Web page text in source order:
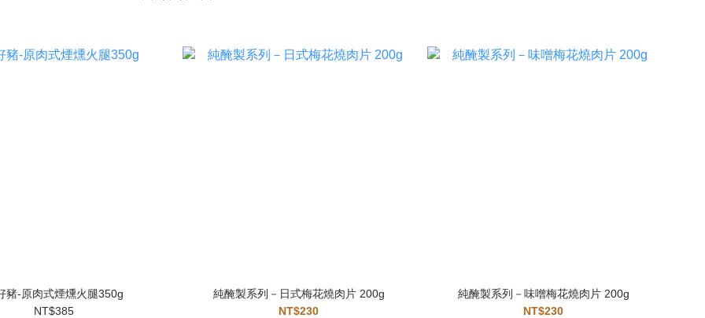
豬-原肉式煙燻火腿350g
NT$385
純醃製系列－日式梅花燒肉片 200g
NT$230
純醃製系列－味噌梅花燒肉片 200g
NT$230